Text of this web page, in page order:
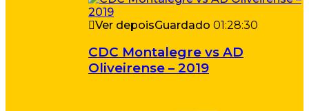
Ver depoisGuardado 01:28:30
CDC Montalegre vs AD
Oliveirense – 2019